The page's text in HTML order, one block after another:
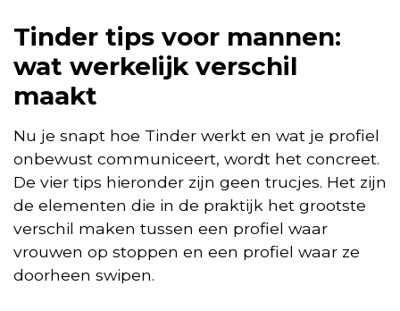
Tinder tips voor mannen:
wat werkelijk verschil
maakt
Nu je snapt hoe Tinder werkt en wat je profiel
onbewust communiceert, wordt het concreet.
De vier tips hieronder zijn geen trucjes. Het zijn
de elementen die in de praktijk het grootste
verschil maken tussen een profiel waar
vrouwen op stoppen en een profiel waar ze
doorheen swipen.